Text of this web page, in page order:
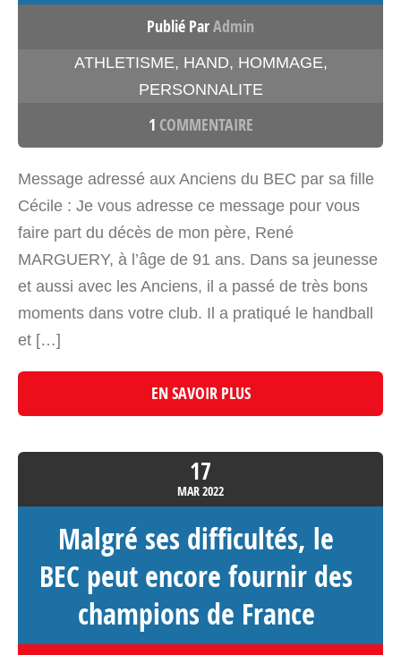
Publié ParAdmin
ATHLETISME, HAND, HOMMAGE,
PERSONNALITE
1 COMMENTAIRE
Message adressé aux Anciens du BEC par sa fille
Cécile : Je vous adresse ce message pour vous
faire part du décès de mon père, René
MARGUERY, à l’âge de 91 ans. Dans sa jeunesse
et aussi avec les Anciens, il a passé de très bons
moments dans votre club. Il a pratiqué le handball
et […]
EN SAVOIR PLUS
17
MAR2022
Malgré ses difficultés, le
BEC peut encore fournir des
champions de France